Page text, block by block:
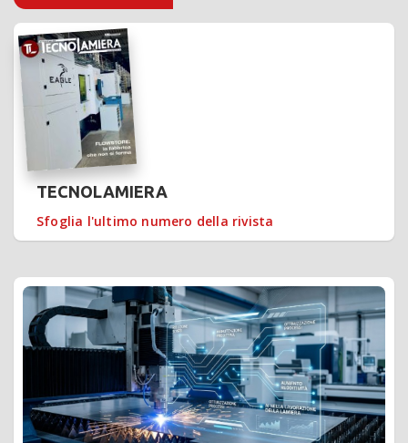
TECNOLAMIERA
Sfoglia l'ultimo numero della rivista